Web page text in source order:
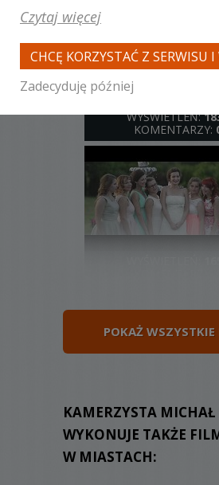
WYŚWIETLEŃ:
KOMENTARZY:
WYŚWIETLEŃ:
KOMENTARZY:
POKAŻ WSZYSTKIE
KAMERZYSTA MICHAŁ
WYKONUJE TAKŻE
W MIASTACH:
Czytaj więcej
CHCĘ KORZYSTAĆ Z SERWISU
Zadecyduję później